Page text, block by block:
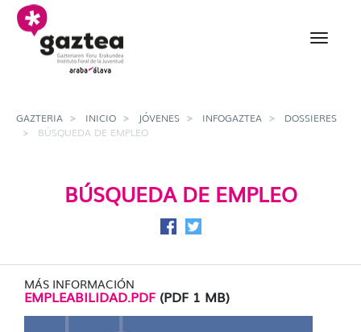
Saltar al contenido principal
Búsqueda de empleo
GAZTERIA INICIO JÓVENES INFOGAZTEA
DOSSIERES
BÚSQUEDA DE EMPLEO
BÚSQUEDA DE EMPLEO
Compartir en Facebook
Compartir en Twitter
MÁS INFORMACIÓN
EMPLEABILIDAD.PDF (PDF 1 MB)